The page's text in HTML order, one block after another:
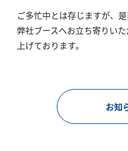
ご多忙中とは存じますが、
弊社ブースへお立ち寄りい
上げております。
お知